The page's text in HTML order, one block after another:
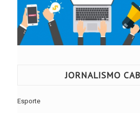
JORNALISMO
Esporte